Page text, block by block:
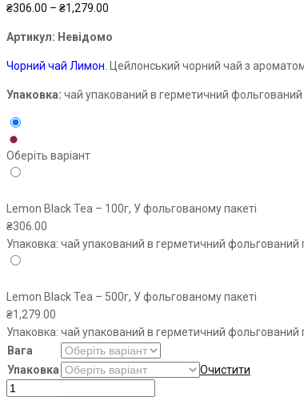
₴306.00 – ₴1,279.00
₴306.00
through
Артикул: Невідомо
Чорний чай Лимон. Цейлонський чорний чай з
Упаковка: чай упакований в герметичний фольгований
Оберіть варіант
Lemon Black Tea – 100г, У фольгованому пакеті
₴306.00
Упаковка: чай упакований в герметичний фольгований
Lemon Black Tea – 500г, У фольгованому пакеті
₴1,279.00
Упаковка: чай упакований в герметичний фольгований
Вага
Упаковка
Очистити
Lemon